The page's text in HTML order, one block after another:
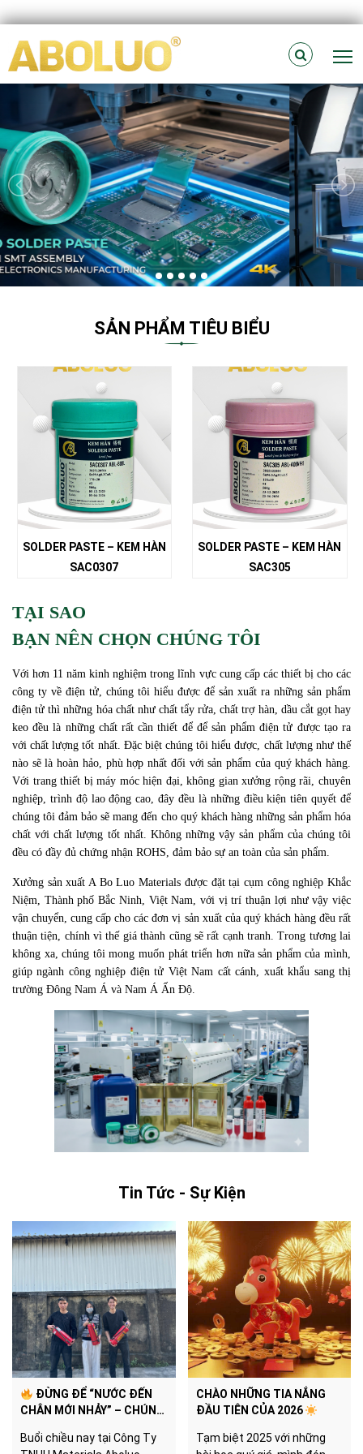
SẢN PHẨM TIÊU BIỂU
SOLDER PASTE – KEM HÀN
SAC0307
SOLDER PASTE – KEM HÀN
SAC305
TẠI SAO
BẠN NÊN CHỌN CHÚNG TÔI
Với hơn 11 năm kinh nghiệm trong lĩnh vực cung cấp các thiết bị cho các
công ty về điện tử, chúng tôi hiểu được để sản xuất ra những sản phẩm
điện tử thì những hóa chất như chất tẩy rửa, chất trợ hàn, dầu cắt gọt hay
keo đều là những chất rất cần thiết để để sản phẩm điện tử được tạo ra
với chất lượng tốt nhất. Đặc biệt chúng tôi hiểu được, chất lượng như thế
nào sẽ là hoàn hảo, phù hợp nhất đối với sản phẩm của quý khách hàng.
Với trang thiết bị máy móc hiện đại, không gian xưởng rộng rãi, chuyên
nghiệp, trình độ lao động cao, đây đều là những điều kiện tiên quyết để
chúng tôi đảm bảo sẽ mang đến cho quý khách hàng những sản phẩm hóa
chất với chất lượng tốt nhất. Không những vậy sản phẩm của chúng tôi
đều có đầy đủ chứng nhận ROHS, đảm bảo sự an toàn của sản phẩm.
Xưởng sản xuất A Bo Luo Materials được đặt tại cụm công nghiệp Khắc
Niệm, Thành phố Bắc Ninh, Việt Nam, với vị trí thuận lợi như vậy việc
vận chuyển, cung cấp cho các đơn vị sản xuất của quý khách hàng đều rất
thuận tiện, chính vì thế giá thành cũng sẽ rất cạnh tranh. Trong tương lai
không xa, chúng tôi mong muốn phát triển hơn nữa sản phẩm của mình,
giúp ngành công nghiệp điện tử Việt Nam cất cánh, xuất khẩu sang thị
trường Đông Nam Á và Nam Á Ấn Độ.
Tin Tức - Sự Kiện
ĐỪNG ĐỂ “NƯỚC ĐẾN
CHÂN MỚI NHẢY” – CHÚNG
TÌNH HUỐNG!
Buổi chiều nay tại Công Ty
CHÀO NHỮNG TIA NẮNG
ĐẦU TIÊN CỦA 2026
Tạm biệt 2025 với những